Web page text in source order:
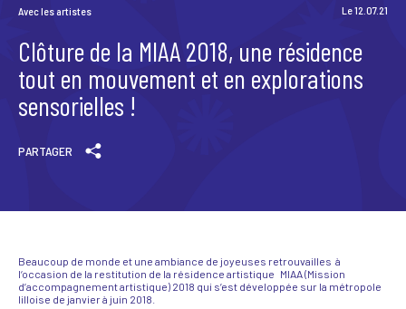
Avec les artistes Le 12.07.21
Clôture de la MIAA 2018, une résidence
tout en mouvement et en explorations
sensorielles !
PARTAGER
Beaucoup de monde et une ambiance de joyeuses retrouvailles à
l‘occasion de la restitution de la résidence artistique MIAA (Mission
d’accompagnement artistique) 2018 qui s’est développée sur la métropole
lilloise de janvier à juin 2018.